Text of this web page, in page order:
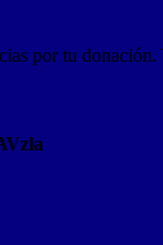
por tu